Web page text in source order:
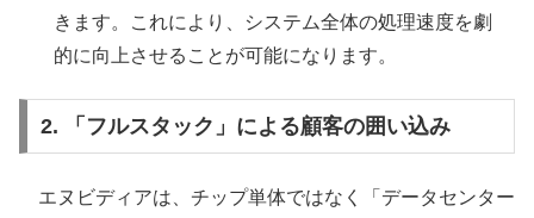
きます。これにより、システム全体の処理速度を劇
的に向上させることが可能になります。
2. 「フルスタック」による顧客の囲い込み
エヌビディアは、チップ単体ではなく「データセンター